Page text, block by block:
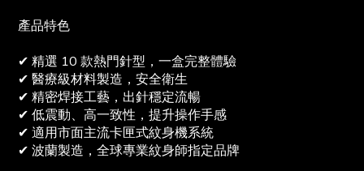
產品特色
✔ 精選 10 款熱門針型，一盒完整體驗
✔ 醫療級材料製造，安全衛生
✔ 精密焊接工藝，出針穩定流暢
✔ 低震動、高一致性，提升操作手感
✔ 適用市面主流卡匣式紋身機系統
✔ 波蘭製造，全球專業紋身師指定品牌